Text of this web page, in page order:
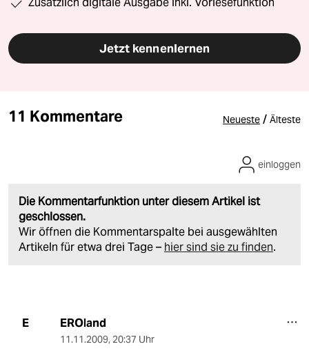
Jetzt kennenlernen
11 Kommentare Neueste / Älteste
Die Kommentarfunktion unter diesem Artikel ist
geschlossen.
Wir öffnen die Kommentarspalte bei ausgewählten
Artikeln für etwa drei Tage – hier sind sie zu finden.
einloggen
E EROland
11.11.2009, 20:37 Uhr